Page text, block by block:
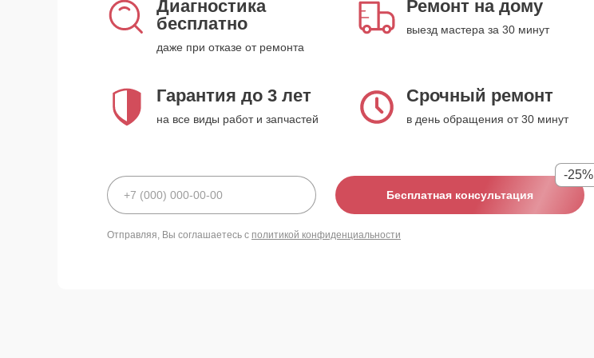
Диагностика
бесплатно
даже при отказе от ремонта
Ремонт на дому
выезд мастера за 30 минут
Гарантия до 3 лет
на все виды работ и запчастей
Срочный ремонт
в день обращения от 30 минут
Бесплатная консультация
-25%
Отправляя, Вы соглашаетесь с политикой конфиденциальности